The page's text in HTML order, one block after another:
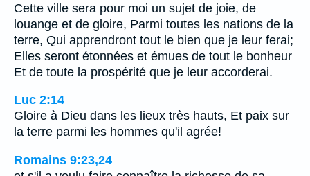
Cette ville sera pour moi un sujet de joie, de
louange et de gloire, Parmi toutes les nations de la
terre, Qui apprendront tout le bien que je leur ferai;
Elles seront étonnées et émues de tout le bonheur
Et de toute la prospérité que je leur accorderai.
Luc 2:14
Gloire à Dieu dans les lieux très hauts, Et paix sur
la terre parmi les hommes qu'il agrée!
Romains 9:23,24